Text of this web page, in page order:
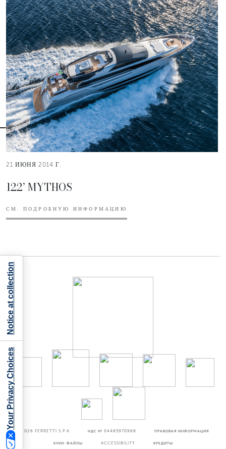
21 ИЮНЯ 2014 Г.
122’ MYTHOS
СМ. ПОДРОБНУЮ ИНФОРМАЦИЮ
©2026 FERRETTI S.P.A НДС № 04485970968 ПРАВОВАЯ ИНФОРМАЦИЯ
КУКИ-ФАЙЛЫ ACCESSIBILITY КРЕДИТЫ
Your Privacy Choices
Notice at collection